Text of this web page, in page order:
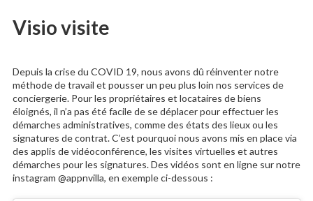
Visio visite
Depuis la crise du COVID 19, nous avons dû réinventer notre
méthode de travail et pousser un peu plus loin nos services de
conciergerie. Pour les propriétaires et locataires de biens
éloignés, il n’a pas été facile de se déplacer pour effectuer les
démarches administratives, comme des états des lieux ou les
signatures de contrat. C’est pourquoi nous avons mis en place via
des applis de vidéoconférence, les visites virtuelles et autres
démarches pour les signatures. Des vidéos sont en ligne sur notre
instagram @appnvilla, en exemple ci-dessous :